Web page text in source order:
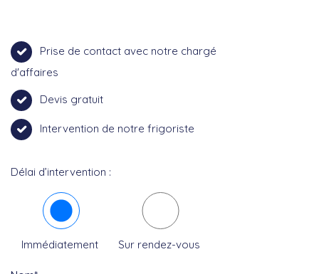
Prise de contact avec notre chargé
d'affaires
Devis gratuit
Intervention de notre frigoriste
Délai d’intervention :
Immédiatement Sur rendez-vous